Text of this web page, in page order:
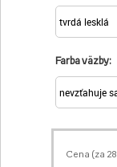
Farba väzby:
Cena (za 28